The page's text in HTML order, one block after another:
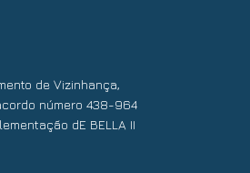
de Vizinhança,
número 438-964
dE BELLA II